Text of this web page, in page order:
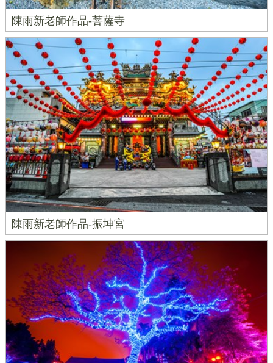
陳雨新老師作品-菩薩寺
陳雨新老師作品-振坤宮